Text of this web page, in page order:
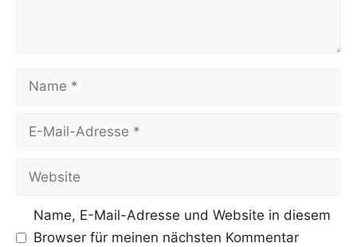
Name
Adresse
Website
Name, E-Mail-Adresse und Website in diesem
Browser für meinen nächsten Kommentar